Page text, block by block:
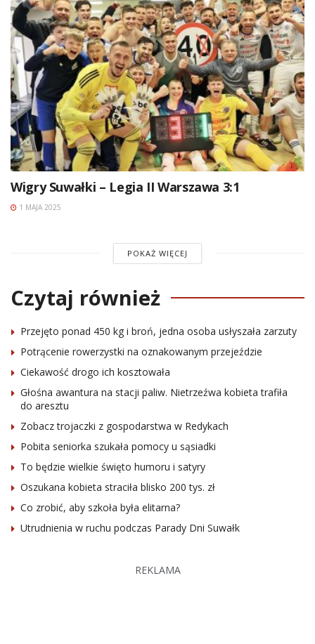
Wigry Suwałki – Legia II Warszawa 3:1
1 MAJA 2025
POKAŻ WIĘCEJ
Czytaj również
Przejęto ponad 450 kg i broń, jedna osoba usłyszała zarzuty
Potrącenie rowerzystki na oznakowanym przejeździe
Ciekawość drogo ich kosztowała
Głośna awantura na stacji paliw. Nietrzeźwa kobieta trafiła
do aresztu
Zobacz trojaczki z gospodarstwa w Redykach
Pobita seniorka szukała pomocy u sąsiadki
To będzie wielkie święto humoru i satyry
Oszukana kobieta straciła blisko 200 tys. zł
Co zrobić, aby szkoła była elitarna?
Utrudnienia w ruchu podczas Parady Dni Suwałk
REKLAMA